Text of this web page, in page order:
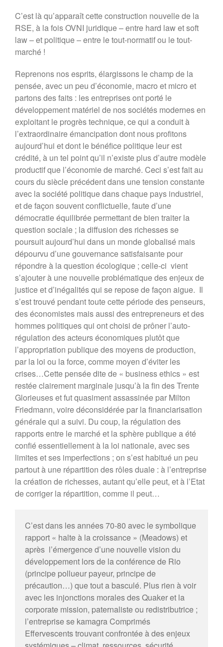
C’est là qu’apparaît cette construction nouvelle de la
RSE, à la fois OVNI juridique – entre hard law et soft
law – et politique – entre le tout-normatif ou le tout-
marché !
Reprenons nos esprits, élargissons le champ de la
pensée, avec un peu d’économie, macro et micro et
partons des faits : les entreprises ont porté le
développement matériel de nos sociétés modernes en
exploitant le progrès technique, ce qui a conduit à
l’extraordinaire émancipation dont nous profitons
aujourd’hui et dont le bénéfice politique leur est
crédité, à un tel point qu’il n’existe plus d’autre modèle
productif que l’économie de marché. Ceci s’est fait au
cours du siècle précédent dans une tension constante
avec la société politique dans chaque pays industriel,
et de façon souvent conflictuelle, faute d’une
démocratie équilibrée permettant de bien traiter la
question sociale ; la diffusion des richesses se
poursuit aujourd’hui dans un monde globalisé mais
dépourvu d’une gouvernance satisfaisante pour
répondre à la question écologique ; celle-ci vient
s’ajouter à une nouvelle problématique des enjeux de
justice et d’inégalités qui se repose de façon aigue. Il
s’est trouvé pendant toute cette période des penseurs,
des économistes mais aussi des entrepreneurs et des
hommes politiques qui ont choisi de prôner l’auto-
régulation des acteurs économiques plutôt que
l’appropriation publique des moyens de production,
par la loi ou la force, comme moyen d’éviter les
crises…Cette pensée dite de « business ethics » est
restée clairement marginale jusqu’à la fin des Trente
Glorieuses et fut quasiment assassinée par Milton
Friedmann, voire déconsidérée par la financiarisation
générale qui a suivi. Du coup, la régulation des
rapports entre le marché et la sphère publique a été
confié essentiellement à la loi nationale, avec ses
limites et ses imperfections ; on s’est habitué un peu
partout à une répartition des rôles duale : à l’entreprise
la création de richesses, autant qu’elle peut, et à l’Etat
de corriger la répartition, comme il peut…
C’est dans les années 70-80 avec le symbolique
rapport « halte à la croissance » (Meadows) et
après l’émergence d’une nouvelle vision du
développement lors de la conférence de Rio
(principe pollueur payeur, principe de
précaution…) que tout a basculé. Plus rien à voir
avec les injonctions morales des Quaker et la
corporate mission, paternaliste ou redistributrice ;
l’entreprise se kamagra Comprimés
Effervescentstrouvant confrontée à des enjeux